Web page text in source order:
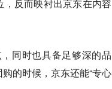
反而映衬出京东在内容
同时也具备足够深的品
的时候，京东还能“专心